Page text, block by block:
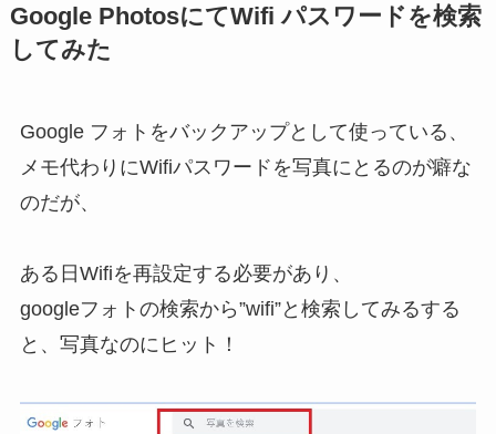
Google PhotosにてWifi パスワードを検索
してみた
Google フォトをバックアップとして使っている、
メモ代わりにWifiパスワードを写真にとるのが癖な
のだが、
ある日Wifiを再設定する必要があり、
googleフォトの検索から”wifi”と検索してみるする
と、写真なのにヒット！